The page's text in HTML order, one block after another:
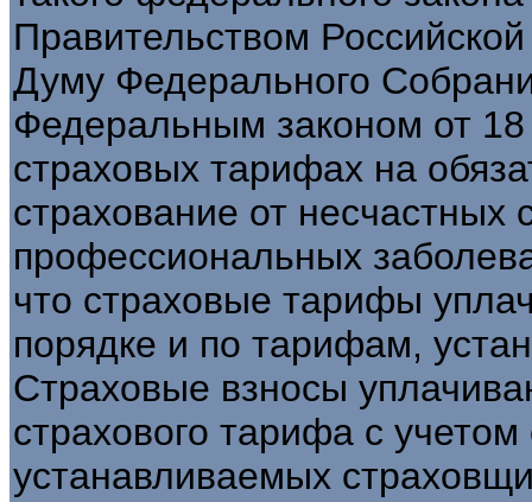
Правительством
Думу Федерального
Федеральным законом от
страховых тарифах на
страхование от несчастных
профессиональных
что страховые тарифы
порядке и по тарифам,
Страховые взносы
страхового тарифа с
устанавливаемых